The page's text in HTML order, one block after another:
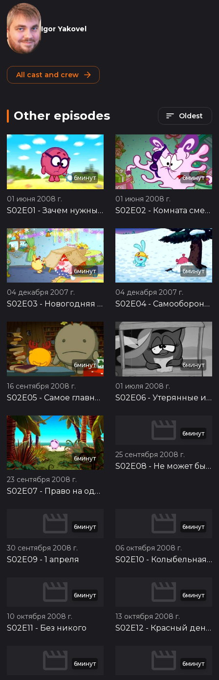
Igor Yakovel
All cast and crew
Other episodes Oldest
6минут
01 июня 2008 г.
S02E01 - Зачем нужны друзья?
6минут
01 июня 2008 г.
S02E02 - Комната смеха
6минут
04 декабря 2007 г.
S02E03 - Новогодняя почта
6минут
04 декабря 2007 г.
S02E04- Самооборона без противника
6минут
16 сентября 2008 г.
S02E05 - Самое главное
6минут
01 июля 2008 г.
S02E06 - Утерянные извинения
6минут
23 сентября 2008 г.
S02E07 - Право на одиночество
6минут
25 сентября 2008 г.
S02E08 - Не может быть
6минут
30 сентября 2008 г.
S02E09 - 1 апреля
6минут
06 октября 2008 г.
S02E10 - Колыбельная для Ёжика
6минут
10 октября 2008 г.
S02E11 - Без никого
6минут
13 октября 2008 г.
S02E12 - Красный день календаря
6минут 6минут